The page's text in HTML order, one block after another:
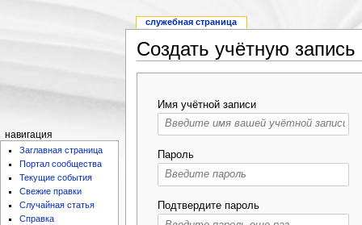
Создать учётную запись
Имя учётной записи
Пароль
Подтвердите пароль
служебная страница
навигация
Заглавная страница
Портал сообщества
Текущие события
Свежие правки
Случайная статья
Справка